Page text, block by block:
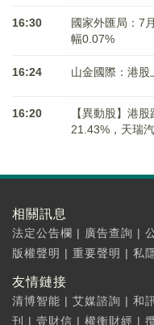
16:30
國家外匯局：7
幅0.07%
16:24 山金國際：港股
16:20
【異動股】港
21.43%，天瑞
相關訊息
法定公告欄 | 廣告查詢 |
版權聲明 | 重要聲明 | 私
友情鏈接
清博智能 | 艾媒諮詢 | 和
刊
| 壹財信 | 權衡財經 |